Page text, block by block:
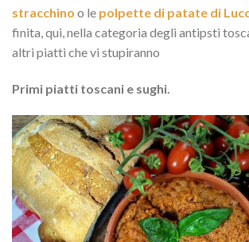
stracchino o le polpette di patate di
finita, qui, nella categoria degli antipsti
altri piatti che vi stupiranno
Primi piatti toscani e sughi.